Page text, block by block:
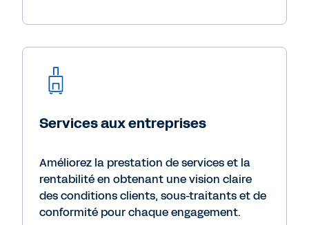
Services aux entreprises
Améliorez la prestation de services et la
rentabilité en obtenant une vision claire
des conditions clients, sous-traitants et de
conformité pour chaque engagement.